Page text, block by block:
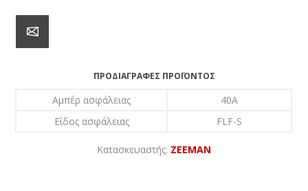
ΠΡΟΔΙΑΓΡΑΦΈΣ ΠΡΟΪΌΝΤΟΣ
Αμπέρ ασφάλειας
40A
Είδος ασφάλειας
FLF-S
Κατασκευαστής: ZEEMAN